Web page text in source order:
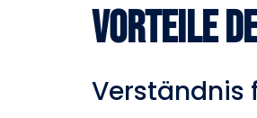
Vorteile
Verständnis